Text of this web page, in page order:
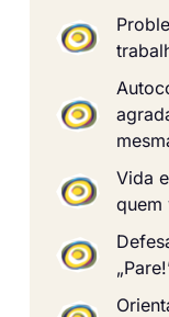
Vida
quem